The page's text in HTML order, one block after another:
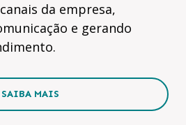
da empresa,
e gerando
SAIBA MAIS